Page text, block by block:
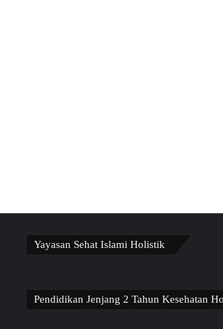
Yayasan Sehat Islami Holistik
Pendidikan Jenjang 2 Tahun Kesehatan